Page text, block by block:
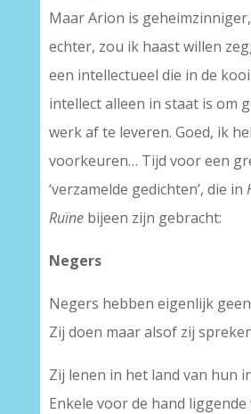
Maar Arion is
echter, zou ik haast willen
een intellectueel die in de
intellect alleen in staat is om
werk af te leveren. Goed, ik
voorkeuren… Tijd voor een
‘verzamelde gedichten’, die in
Ruïne bijeen zijn gebracht:
Negers
Negers hebben eigenlijk
Zij doen maar alsof zij
Zij lenen in het land van hun
Enkele voor de hand